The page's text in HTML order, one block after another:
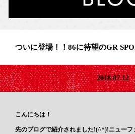
ついに登場！！86に待望のGR
2018.07.12
こんにちは！
先のブログで紹介されました!(^^)!ニューフ